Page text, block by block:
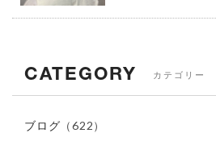
CATEGORY カテゴリー
ブログ （622）